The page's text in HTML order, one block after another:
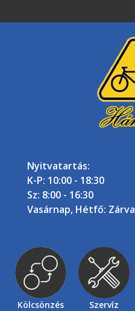
Nyitvatartás:
K-P: 10:00 - 18:30
Sz: 8:00 - 16:30
Vasárnap, Hétfő: Zárva
Kölcsönzés Szervíz